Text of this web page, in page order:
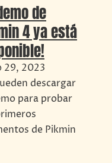
de
4 ya está
29, 2023
descargar
para probar
de Pikmin